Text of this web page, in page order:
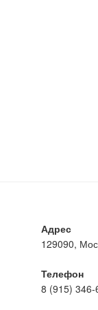
Адрес
129090,
Телефон
8 (915) 346-